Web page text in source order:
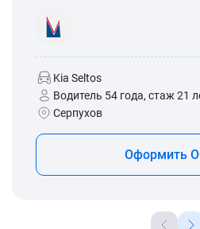
Kia Seltos
Водитель 54 года, стаж 21
Серпухов
Оформить